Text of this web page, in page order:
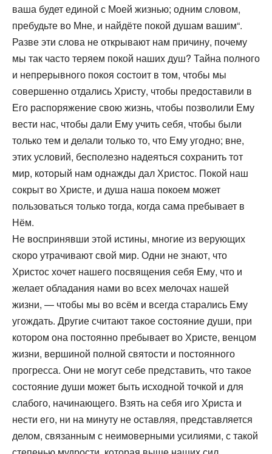
ваша будет единой с Моей жизнью; одним словом,
пребудьте во Мне, и найдёте покой душам вашим“.
Разве эти слова не открывают нам причину, почему
мы так часто теряем покой наших душ? Тайна полного
и непрерывного покоя состоит в том, чтобы мы
совершенно отдались Христу, чтобы предоставили в
Его распоряжение свою жизнь, чтобы позволили Ему
вести нас, чтобы дали Ему учить себя, чтобы были
только тем и делали только то, что Ему угодно; вне,
этих условий, бесполезно надеяться сохранить тот
мир, который нам однажды дал Христос. Покой наш
сокрыт во Христе, и душа наша покоем может
пользоваться только тогда, когда сама пребывает в
Нём.
Не воспринявши этой истины, многие из верующих
скоро утрачивают свой мир. Одни не знают, что
Христос хочет нашего посвящения себя Ему, что и
желает обладания нами во всех мелочах нашей
жизни, — чтобы мы во всём и всегда старались Ему
угождать. Другие считают такое состояние души, при
котором она постоянно пребывает во Христе, венцом
жизни, вершиной полной святости и постоянного
прогресса. Они не могут себе представить, что такое
состояние души может быть исходной точкой и для
слабого, начинающего. Взять на себя иго Христа и
нести его, ни на минуту не оставляя, представляется
делом, связанным с неимоверными усилиями, с такой